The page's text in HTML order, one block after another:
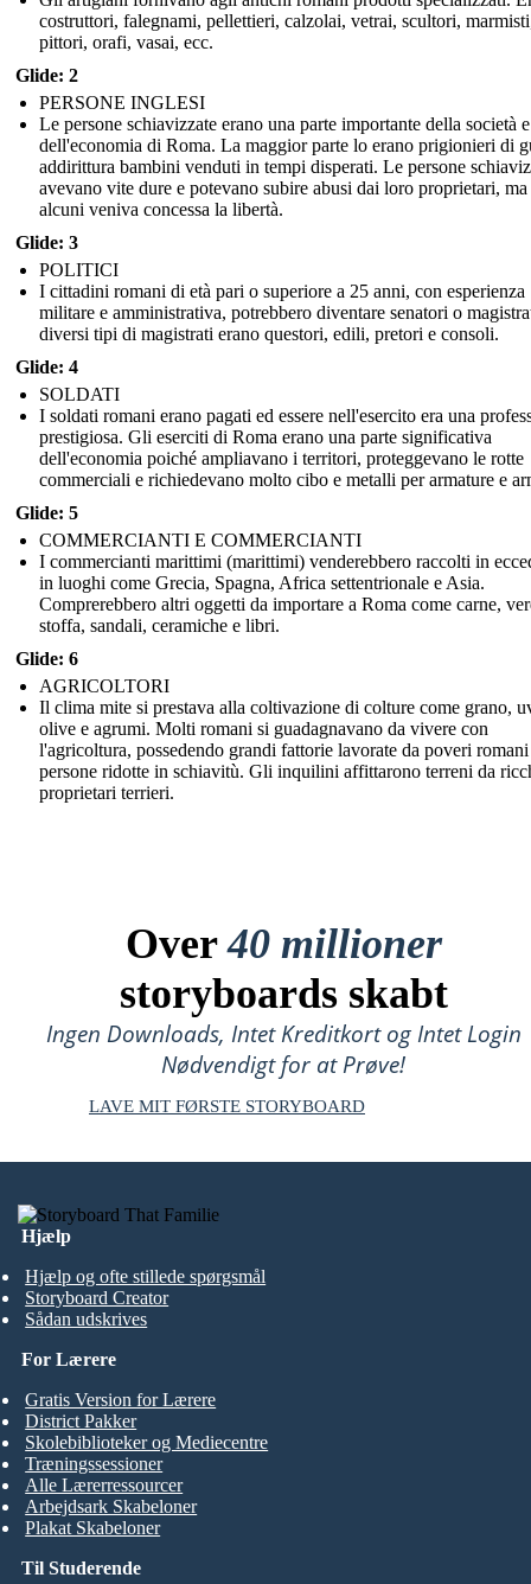
costruttori, falegnami, pellettieri, calzolai, vetrai, scultori,
pittori, orafi, vasai, ecc.
Glide: 2
PERSONE INGLESI
Le persone schiavizzate erano una parte importante della società e
dell'economia di Roma. La maggior parte lo erano prigionieri di
addirittura bambini venduti in tempi disperati. Le persone
avevano vite dure e potevano subire abusi dai loro proprietari, ma
alcuni veniva concessa la libertà.
Glide: 3
POLITICI
I cittadini romani di età pari o superiore a 25 anni, con esperienza
militare e amministrativa, potrebbero diventare senatori o
diversi tipi di magistrati erano questori, edili, pretori e consoli.
Glide: 4
SOLDATI
I soldati romani erano pagati ed essere nell'esercito era una
prestigiosa. Gli eserciti di Roma erano una parte significativa
dell'economia poiché ampliavano i territori, proteggevano le rotte
commerciali e richiedevano molto cibo e metalli per armature e
Glide: 5
COMMERCIANTI E COMMERCIANTI
I commercianti marittimi (marittimi) venderebbero raccolti in
in luoghi come Grecia, Spagna, Africa settentrionale e Asia.
Comprerebbero altri oggetti da importare a Roma come carne,
stoffa, sandali, ceramiche e libri.
Glide: 6
AGRICOLTORI
Il clima mite si prestava alla coltivazione di colture come grano,
olive e agrumi. Molti romani si guadagnavano da vivere con
l'agricoltura, possedendo grandi fattorie lavorate da poveri
persone ridotte in schiavitù. Gli inquilini affittarono terreni da
proprietari terrieri.
Over40 millioner
storyboards skabt
Ingen Downloads, Intet Kreditkort og Intet Login
Nødvendigt for at Prøve!
LAVE MIT FØRSTE STORYBOARD
Hjælp
Hjælp og ofte stillede spørgsmål
Storyboard Creator
Sådan udskrives
Til Studerende
For Lærere
Gratis Version for Lærere
District Pakker
Skolebiblioteker og Mediecentre
Træningssessioner
Alle Lærerressourcer
Arbejdsark Skabeloner
Plakat Skabeloner